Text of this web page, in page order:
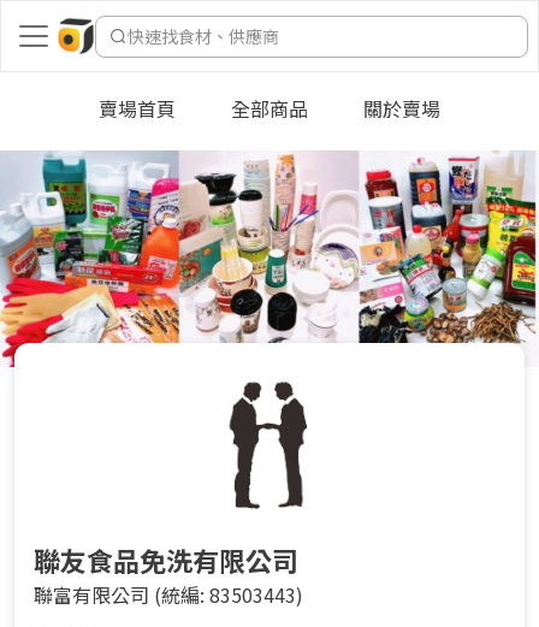
快速找食材、供應商
賣場首頁 全部商品 關於賣場
聯友食品免洗有限公司
聯富有限公司 (統編: 83503443)